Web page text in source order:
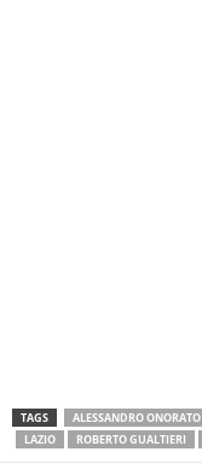
TAGS ALESSANDRO ONORATO
LAZIO
ROBERTO GUALTIERI